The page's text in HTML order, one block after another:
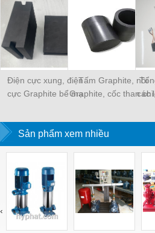
Điện cực xung, điện
cực Graphite bể mạ
lựa chọn hoàn hảo của
quý khách
Tấm Graphite, nồi
Graphite, cốc thancác
Sản phẩm xem nhiều
‹